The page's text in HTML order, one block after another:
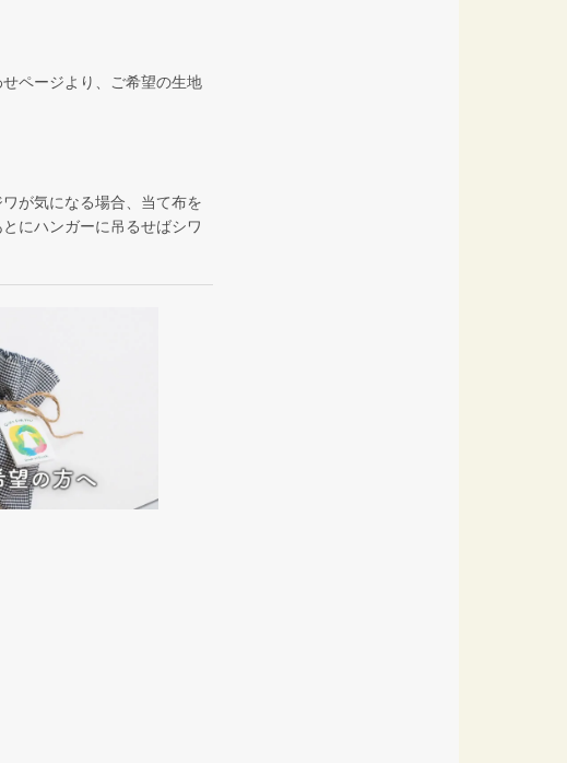
ページより、ご希望の生地
が気になる場合、当て布を
にハンガーに吊るせばシワ